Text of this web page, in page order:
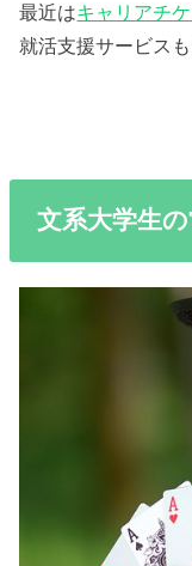
最近はキャリアチケ
就活支援サービス
文系大学生